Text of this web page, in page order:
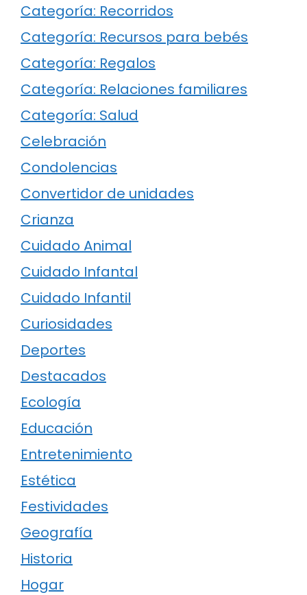
Categoría: Recorridos
Categoría: Recursos para bebés
Categoría: Regalos
Categoría: Relaciones familiares
Categoría: Salud
Celebración
Condolencias
Convertidor de unidades
Crianza
Cuidado Animal
Cuidado Infantal
Cuidado Infantil
Curiosidades
Deportes
Destacados
Ecología
Educación
Entretenimiento
Estética
Festividades
Geografía
Historia
Hogar